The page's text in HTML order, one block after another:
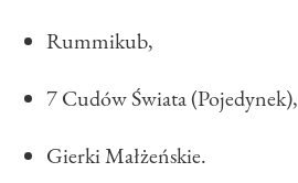
Rummikub,
7 Cudów Świata (Pojedynek),
Gierki Małżeńskie.